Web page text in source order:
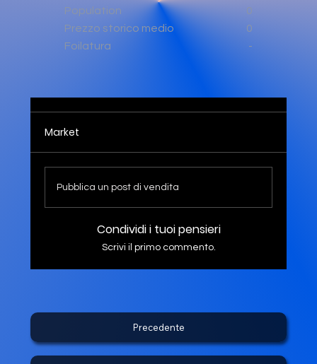
Population
Prezzo storico medio
Foilatura
0
0
-
Precedente
Market
Pubblica un post di vendita
Condividi i tuoi pensieri
Scrivi il primo commento.